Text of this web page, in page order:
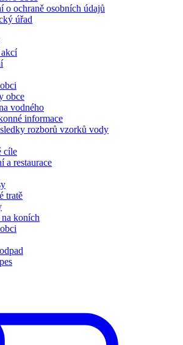
o ochraně osobních údajů
úřad
obce
vodného
informace
rozborů vzorků vody
cíle
a restaurace
tratě
koních